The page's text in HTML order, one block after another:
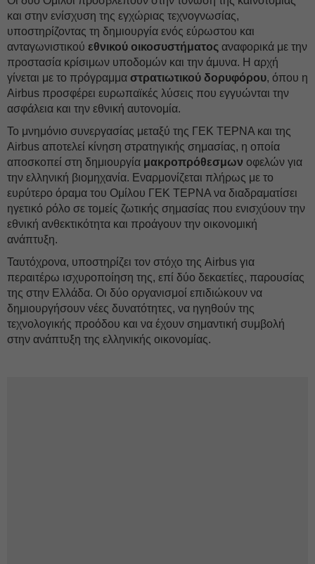
και στην ενίσχυση της εγχώριας τεχνογνωσίας,
υποστηρίζοντας τη δημιουργία ενός εύρωστου και
ανταγωνιστικού εθνικού οικοσυστήματος αναφορικά με την
προστασία κρίσιμων υποδομών και την άμυνα. Η αρχή
γίνεται με το πρόγραμμα στρατιωτικού δορυφόρου, όπου η
Airbus προσφέρει ευρωπαϊκές λύσεις που εγγυώνται την
ασφάλεια και την εθνική αυτονομία.
Το μνημόνιο συνεργασίας μεταξύ της ΓΕΚ ΤΕΡΝΑ και της
Airbus αποτελεί κίνηση στρατηγικής σημασίας, η οποία
αποσκοπεί στη δημιουργία μακροπρόθεσμων οφελών για
την ελληνική βιομηχανία. Εναρμονίζεται πλήρως με το
ευρύτερο όραμα του Ομίλου ΓΕΚ ΤΕΡΝΑ να διαδραματίσει
ηγετικό ρόλο σε τομείς ζωτικής σημασίας που ενισχύουν την
εθνική ανθεκτικότητα και προάγουν την οικονομική
ανάπτυξη.
Ταυτόχρονα, υποστηρίζει τον στόχο της Airbus για
περαιτέρω ισχυροποίηση της, επί δύο δεκαετίες, παρουσίας
της στην Ελλάδα. Οι δύο οργανισμοί επιδιώκουν να
δημιουργήσουν νέες δυνατότητες, να ηγηθούν της
τεχνολογικής προόδου και να έχουν σημαντική συμβολή
στην ανάπτυξη της ελληνικής οικονομίας.